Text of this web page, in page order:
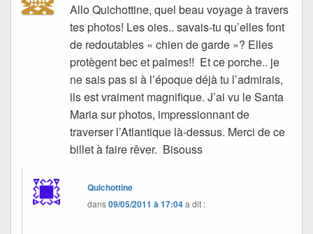
Allo Quichottine, quel beau voyage à travers
tes photos! Les oies.. savais-tu qu’elles font
de redoutables « chien de garde »? Elles
protègent bec et palmes!! Et ce porche.. je
ne sais pas si à l’époque déjà tu l’admirais,
ils est vraiment magnifique. J’ai vu le Santa
Maria sur photos, impressionnant de
traverser l’Atlantique là-dessus. Merci de ce
billet à faire rêver. Bisouss
Quichottine
dans09/05/2011 à 17:04a dit :